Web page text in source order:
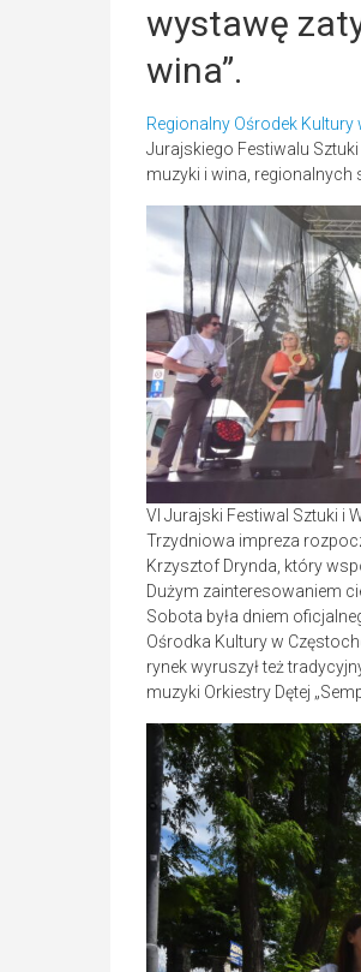
wystawę
wina”.
Regionalny Ośrodek
Jurajskiego Festiwalu
muzyki i wina, regionalnych
VI Jurajski Festiwal Sztuki i
Trzydniowa impreza
Krzysztof Drynda, który
Dużym zainteresowaniem
Sobota była dniem
Ośrodka Kultury w
rynek wyruszył też
muzyki Orkiestry Dętej